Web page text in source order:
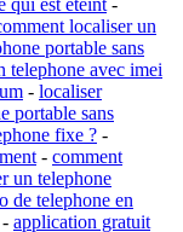
localiser un
portable sans
telephone avec imei
- localiser
portable sans
fixe ? -
- comment
un telephone
de telephone en
- application gratuit